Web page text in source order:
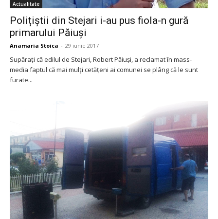
Actualitate
Polițiștii din Stejari i-au pus fiola-n gură
primarului Păiuși
Anamaria Stoica - 29 iunie 2017
Supărați că edilul de Stejari, Robert Păiuși, a reclamat în mass-
media faptul că mai mulți cetățeni ai comunei se plâng că le sunt
furate...